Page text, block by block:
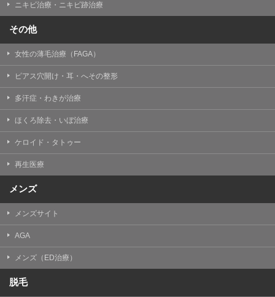
ニキビ治療・ニキビ跡治療
その他
女性の薄毛治療（FAGA）
ピアス穴開け・耳・へその整形
多汗症・わきが治療
ほくろ除去・いぼ治療
ケロイド・タトゥー
再生医療
メンズ
メンズサイト
AGA
メンズ（ED治療）
脱毛